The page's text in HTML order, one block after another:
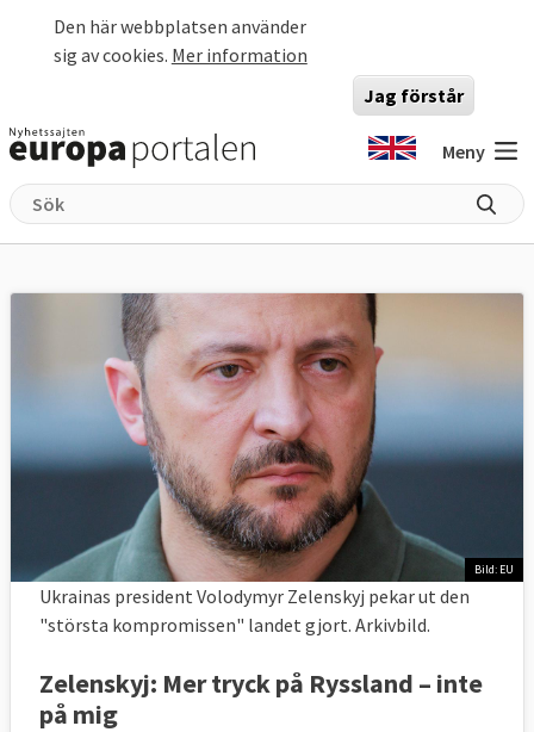
Den här webbplatsen använder
sig av cookies. Mer information
Jag förstår
Meny
Bild: EU
Ukrainas president Volodymyr Zelenskyj pekar ut den
"största kompromissen" landet gjort. Arkivbild.
Zelenskyj: Mer tryck på Ryssland – inte
på mig